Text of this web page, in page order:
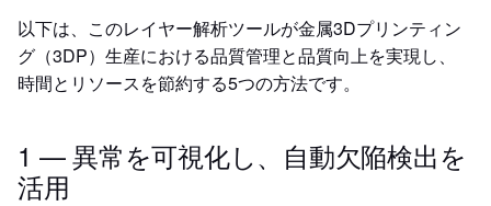
以下は、このレイヤー解析ツールが金属3Dプリンティン
グ（3DP）生産における品質管理と品質向上を実現し、
時間とリソースを節約する5つの方法です。
1 — 異常を可視化し、自動欠陥検出を
活用